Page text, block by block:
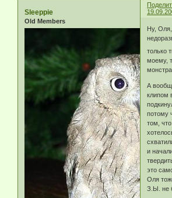
Sleeppie
Old Members
Ну, Оля,
только
моему,
А
клипом
потому
том,
и
это
Оля
З.Ы. не